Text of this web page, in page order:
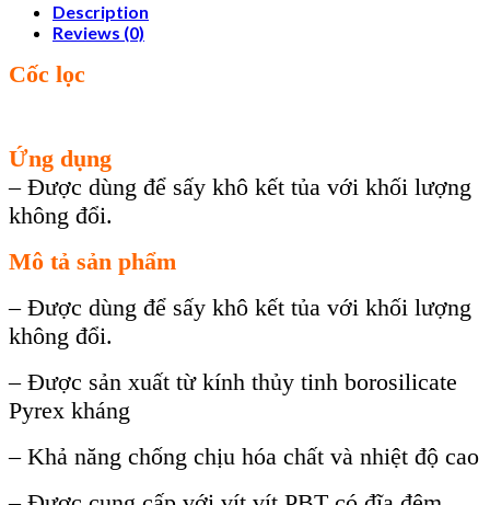
Description
Reviews (0)
Cốc lọc
Ứng dụng
– Được dùng để sấy khô kết tủa với khối lượng
không đổi.
Mô tả sản phẩm
– Được dùng để sấy khô kết tủa với khối lượng
không đổi.
– Được sản xuất từ kính thủy tinh borosilicate
Pyrex kháng
– Khả năng chống chịu hóa chất và nhiệt độ cao